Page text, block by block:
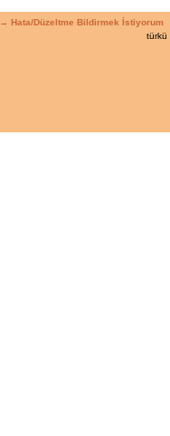
→ Hata/Düzeltme Bildirmek İstiyorum
türkü